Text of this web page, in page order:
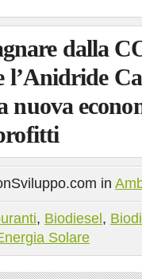
dalla
l’Anidride
nuova
in
, Biodiesel ,
Solare